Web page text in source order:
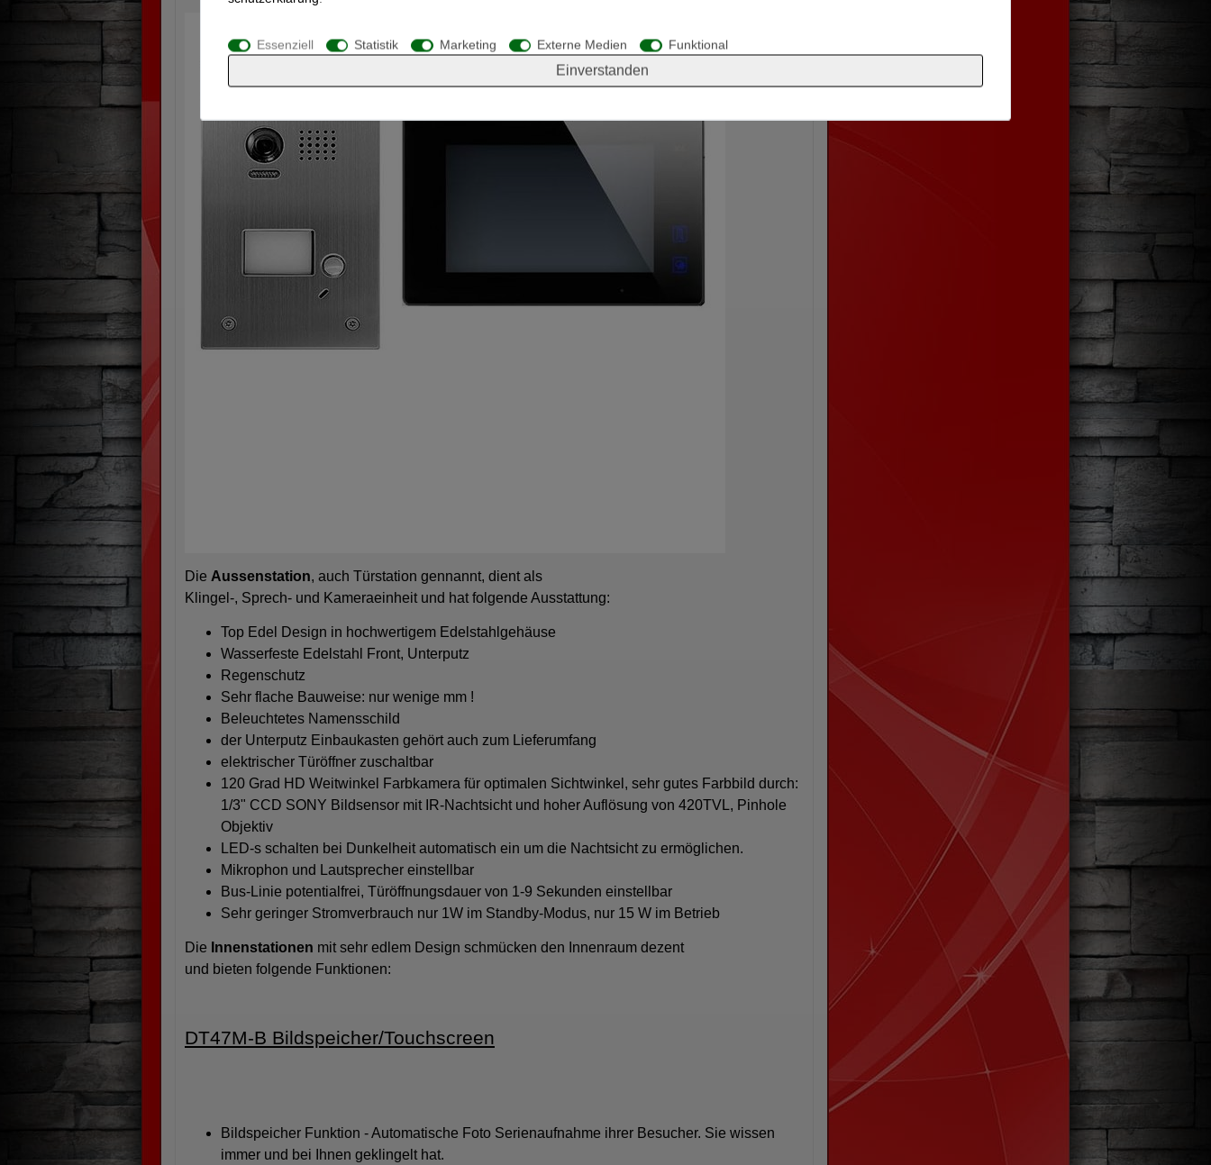
Die Aussenstation, auch Türstation gennannt, dient als
Klingel-, Sprech- und Kameraeinheit und hat folgende Ausstattung:
Top Edel Design in hochwertigem Edelstahlgehäuse
Wasserfeste Edelstahl Front, Unterputz
Regenschutz
Sehr flache Bauweise: nur wenige mm !
Beleuchtetes Namensschild
der Unterputz Einbaukasten gehört auch zum Lieferumfang
elektrischer Türöffner zuschaltbar
120 Grad HD Weitwinkel Farbkamera für optimalen Sichtwinkel, sehr gutes Farbbild durch:
1/3" CCD SONY Bildsensor mit IR-Nachtsicht und hoher Auflösung von 420TVL, Pinhole
Objektiv
LED-s schalten bei Dunkelheit automatisch ein um die Nachtsicht zu ermöglichen.
Mikrophon und Lautsprecher einstellbar
Bus-Linie potentialfrei, Türöffnungsdauer von 1-9 Sekunden einstellbar
Sehr geringer Stromverbrauch nur 1W im Standby-Modus, nur 15 W im Betrieb
Die Innenstationen mit sehr edlem Design schmücken den Innenraum dezent
und bieten folgende Funktionen:
DT47M-B Bildspeicher/Touchscreen
Bildspeicher Funktion - Automatische Foto Serienaufnahme ihrer Besucher. Sie wissen
immer und bei Ihnen geklingelt hat.
Essenziell Statistik Marketing Externe Medien Funktional
Einverstanden